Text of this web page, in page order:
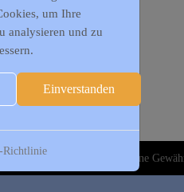
e. V. Alle Angaben sind ohne
um Ihre
analysieren und zu
Einverstanden
Richtlinie